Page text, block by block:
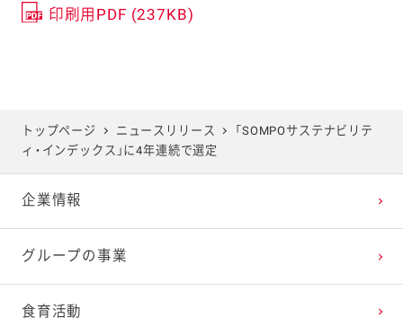
印刷用PDF (237KB)
トップページ ニュースリリース
「SOMPOサステナビリテ
ィ・インデックス」に4年連続で選定
企業情報
グループの事業
食育活動